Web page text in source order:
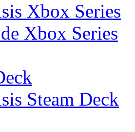
Xbox Series
Xbox Series
Steam Deck